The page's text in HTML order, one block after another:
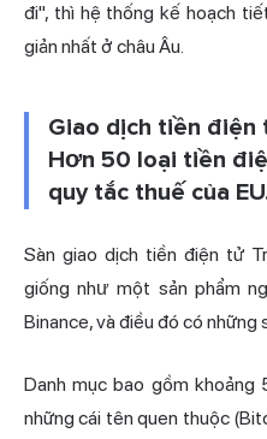
đi", thì hệ thống kế hoạch
giản nhất ở châu Âu.
Giao dịch tiền điện
Hơn 50 loại tiền
quy tắc thuế của
Sàn giao dịch tiền điện tử
giống như một sản phẩm
Binance, và điều đó có những
Danh mục bao gồm khoảng
những cái tên quen thuộc